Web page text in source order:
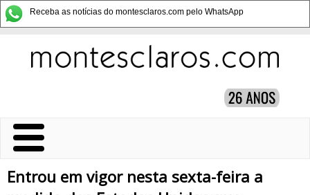
Receba as notícias do montesclaros.com pelo WhatsApp
Entrou em vigor nesta sexta-feira a